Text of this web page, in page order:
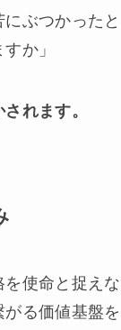
にぶつかった
か」
れます。
を使命と捉え
る価値基盤